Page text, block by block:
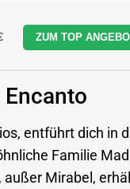
ZUM TOP
entführt dich in
Familie
Mirabel,